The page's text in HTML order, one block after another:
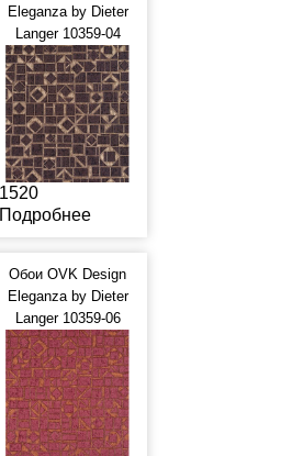
Eleganza by Dieter
Langer 10359-04
1520
Подробнее
Обои OVK Design
Eleganza by Dieter
Langer 10359-06